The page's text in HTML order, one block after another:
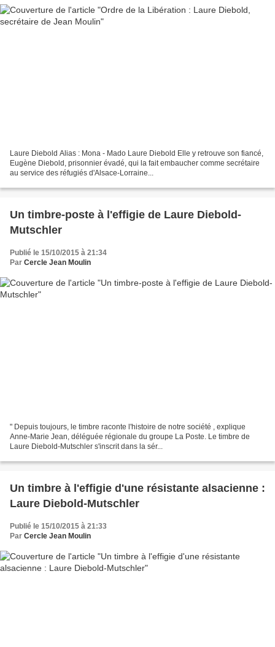
Laure Diebold Alias : Mona - Mado Laure Diebold Elle y retrouve son fiancé,
Eugène Diebold, prisonnier évadé, qui la fait embaucher comme secrétaire
au service des réfugiés d'Alsace-Lorraine...
Un timbre-poste à l'effigie de Laure Diebold-
Mutschler
Publié le 15/10/2015 à 21:34
Par Cercle Jean Moulin
" Depuis toujours, le timbre raconte l'histoire de notre société , explique
Anne-Marie Jean, déléguée régionale du groupe La Poste. Le timbre de
Laure Diebold-Mutschler s'inscrit dans la sér...
Un timbre à l'effigie d'une résistante alsacienne :
Laure Diebold-Mutschler
Publié le 15/10/2015 à 21:33
Par Cercle Jean Moulin